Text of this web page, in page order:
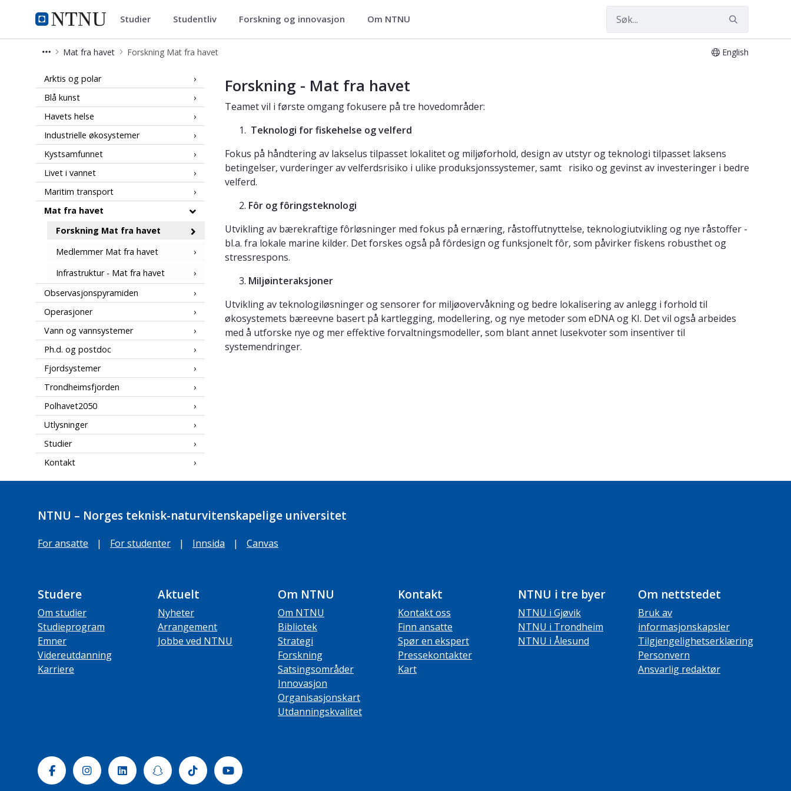
NTNU Hjemmeside
Hav og kyst Studier Studentliv Forskning og innovasjon Om NTNU
Mat fra havet Forskning Mat fra havet English
Forskning Mat fra havet - NTNU Hav og kyst
Arktis og polar
Blå kunst
Havets helse
Industrielle økosystemer
Kystsamfunnet
Livet i vannet
Maritim transport
Mat fra havet
Forskning Mat fra havet
Medlemmer Mat fra havet
Infrastruktur - Mat fra havet
Observasjonspyramiden
Operasjoner
Vann og vannsystemer
Ph.d. og postdoc
Fjordsystemer
Trondheimsfjorden
Polhavet2050
Utlysninger
Studier
Kontakt
Forskning - Mat fra havet
Teamet vil i første omgang fokusere på tre hovedområder:
Teknologi for fiskehelse og velferd
Fokus på håndtering av lakselus tilpasset lokalitet og miljøforhold, design av utstyr og teknologi tilpasset laksens
betingelser, vurderinger av velferdsrisiko i ulike produksjonssystemer, samt risiko og gevinst av investeringer i bedre
velferd.
Fôr og fôringsteknologi
Utvikling av bærekraftige fôrløsninger med fokus på ernæring, råstoffutnyttelse, teknologiutvikling og nye råstoffer -
bl.a. fra lokale marine kilder. Det forskes også på fôrdesign og funksjonelt fôr, som påvirker fiskens robusthet og
stressrespons.
Miljøinteraksjoner
Utvikling av teknologiløsninger og sensorer for miljøovervåkning og bedre lokalisering av anlegg i forhold til
økosystemets bæreevne basert på kartlegging, modellering, og nye metoder som eDNA og KI. Det vil også arbeides
med å utforske nye og mer effektive forvaltningsmodeller, som blant annet lusekvoter som insentiver til
systemendringer.
NTNU – Norges teknisk-naturvitenskapelige universitet
For ansatte | For studenter | Innsida | Canvas
Studere
Om studier
Studieprogram
Emner
Videreutdanning
Karriere
Aktuelt
Nyheter
Arrangement
Jobbe ved NTNU
Om NTNU
Om NTNU
Bibliotek
Strategi
Forskning
Satsingsområder
Innovasjon
Organisasjonskart
Utdanningskvalitet
Kontakt
Kontakt oss
Finn ansatte
Spør en ekspert
Pressekontakter
Kart
NTNU i tre byer
NTNU i Gjøvik
NTNU i Trondheim
NTNU i Ålesund
Om nettstedet
Bruk av
informasjonskapsler
Tilgjengelighetserklæring
Personvern
Ansvarlig redaktør
FacebookInstagramLinkedinSnapchatTiktok Youtube